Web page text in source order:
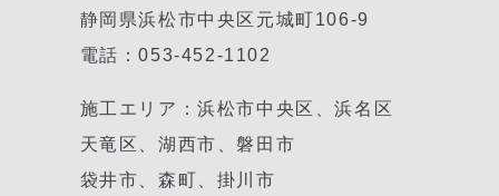
静岡県浜松市中央区元城町106-9
電話：053-452-1102
施工エリア：浜松市中央区、浜名区
天竜区、湖西市、磐田市
袋井市、森町、掛川市